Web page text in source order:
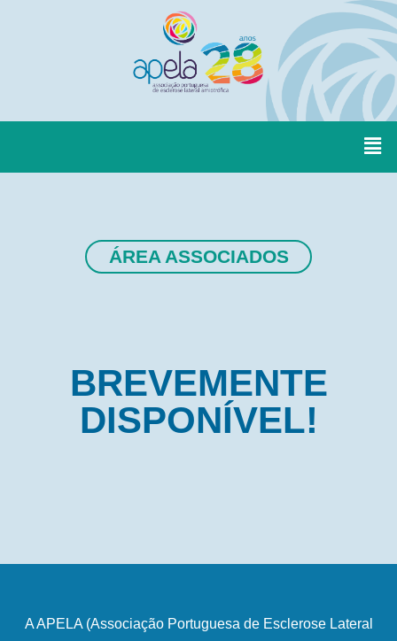
ÁREA ASSOCIADOS
BREVEMENTE
DISPONÍVEL!
A APELA (Associação Portuguesa de Esclerose Lateral